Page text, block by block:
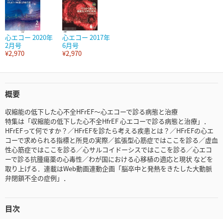
心エコー 2020年
2月号
¥2,970
心エコー 2017年
6月号
¥2,970
概要
収縮能の低下した心不全HFrEF～心エコーで診る病態と治療
特集は「収縮能の低下した心不全HfrEF 心エコーで診る病態と治療」．
HFrEFって何ですか？／HFrEFを診たら考える疾患とは？／HFrEFの心エ
コーで求められる指標と所見の実際／拡張型心筋症ではここを診る／虚血
性心筋症ではここを診る／心サルコイドーシスではここを診る／心エコ
ーで診る抗腫瘍薬の心毒性／わが国における心移植の適応と現状 などを
取り上げる．連載はWeb動画連動企画「脳卒中と発熱をきたした大動脈
弁閉鎖不全の症例」．
目次